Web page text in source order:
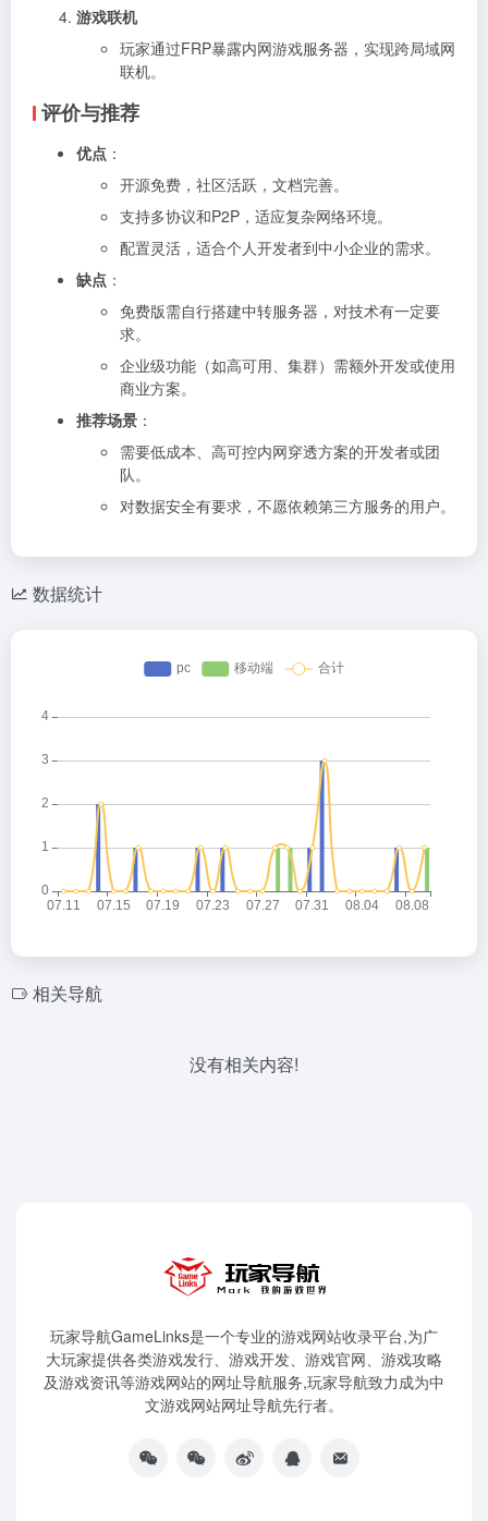
游戏联机
玩家通过FRP暴露内网游戏服务器，实现跨局域网
联机。
评价与推荐
优点 ：
开源免费，社区活跃，文档完善。
支持多协议和P2P，适应复杂网络环境。
配置灵活，适合个人开发者到中小企业的需求。
缺点 ：
免费版需自行搭建中转服务器，对技术有一定要
求。
企业级功能（如高可用、集群）需额外开发或使用
商业方案。
推荐场景 ：
需要低成本、高可控内网穿透方案的开发者或团
队。
对数据安全有要求，不愿依赖第三方服务的用户。
数据统计
相关导航
没有相关内容!
玩家导航GameLinks是一个专业的游戏网站收录平台,为广
大玩家提供各类游戏发行、游戏开发、游戏官网、游戏攻略
及游戏资讯等游戏网站的网址导航服务,玩家导航致力成为中
文游戏网站网址导航先行者。